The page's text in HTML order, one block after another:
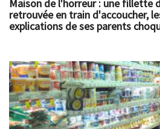
Maison de l'horreur : une fillette
retrouvée en train d'accoucher,
explications de ses parents